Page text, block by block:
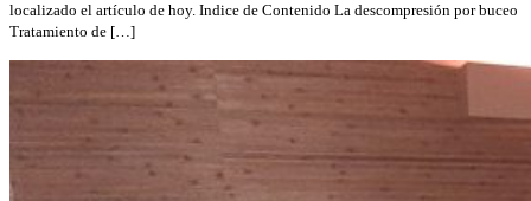
localizado el artículo de hoy. Indice de Contenido La descompresión por buceo
Tratamiento de […]